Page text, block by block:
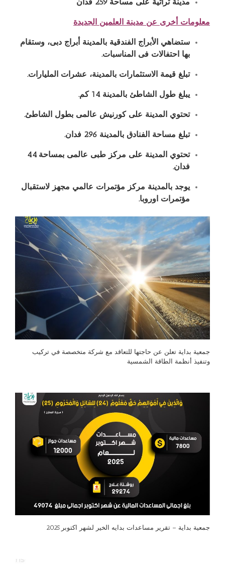
معلومات أخرى عن مدينة العلمين الجديدة
ستضاهي الأبراج الفندقية بالمدينة أبراج دبى، وستقام
بها احتفالات فى المناسبات.
تبلغ قيمة الاستثمارات بالمدينة، عشرات المليارات.
يبلغ طول الشاطئ بالمدينة14 كم.
تحتوي المدينة على كورنيش عالمى بطول الشاطئ.
تبلغ مساحة الفنادق بالمدينة 296 فدان.
تحتوي المدينة على مركز طبى عالمى بمساحة 44
فدان.
يوجد بالمدينة مركز مؤتمرات عالمي مجهز لاستقبال
مؤتمرات اوروبا.
جمعية بداية تعلن عن حاجتها للتعاقد مع شركة متخصصة في تركيب
وتنفيذ أنظمة الطاقة الشمسية
جمعية بداية – تقرير مساعدات بدايه الخير لشهر اكتوبر 2025